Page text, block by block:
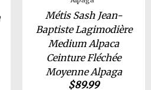
Métis Sash Jean-
Baptiste Lagimodière
Medium Alpaca
Ceinture Fléchée
Moyenne Alpaga
$89.99